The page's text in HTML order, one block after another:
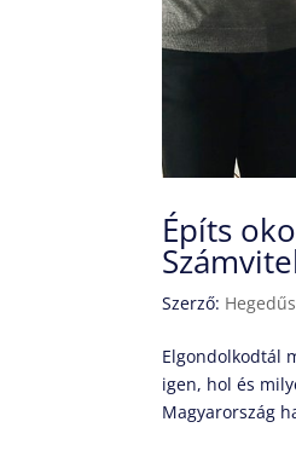
Építs
Szerző:
Elgondolkodtál
igen, hol és
Magyarország